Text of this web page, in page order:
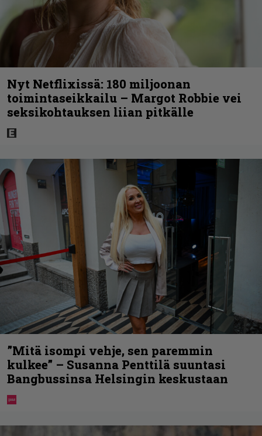
Nyt Netflixissä: 180 miljoonan
toimintaseikkailu – Margot Robbie vei
seksikohtauksen liian pitkälle
”Mitä isompi vehje, sen paremmin
kulkee” – Susanna Penttilä suuntasi
Bangbussinsa Helsingin keskustaan